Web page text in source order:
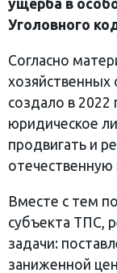
ущерба в
Уголовного
Согласно
хозяйственных
создало в 2022
юридическое
продвигать и
Вместе с тем
субъекта ТПС,
задачи:
заниженной